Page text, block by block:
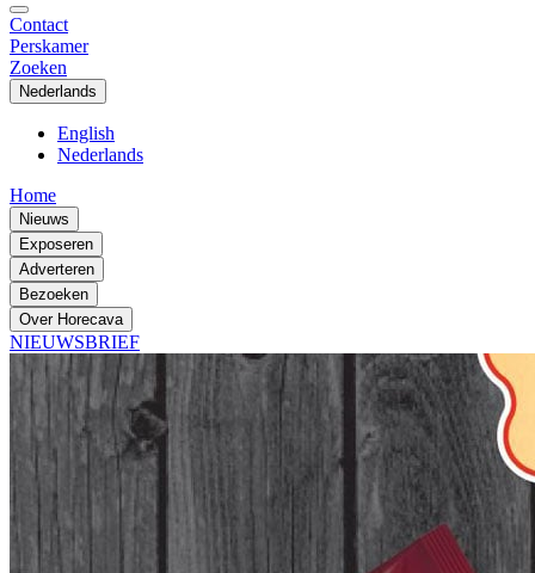
Contact
Perskamer
Zoeken
Nederlands
English
Nederlands
Home
Nieuws
Exposeren
Adverteren
Bezoeken
Over Horecava
NIEUWSBRIEF